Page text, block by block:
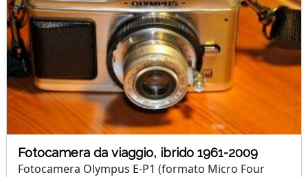
Fotocamera da viaggio, ibrido 1961-2009
Fotocamera Olympus E-P1 (formato Micro Four